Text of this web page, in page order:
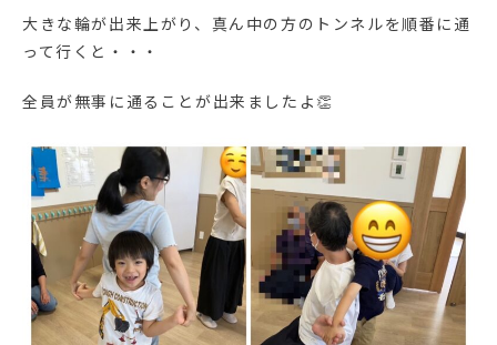
大きな輪が出来上がり、真ん中の方のトンネルを順番に通
って行くと・・・
全員が無事に通ることが出来ましたよ👏